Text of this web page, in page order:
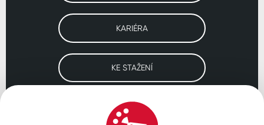
KARIÉRA
KE STAŽENÍ
Navštivte naše pobočky